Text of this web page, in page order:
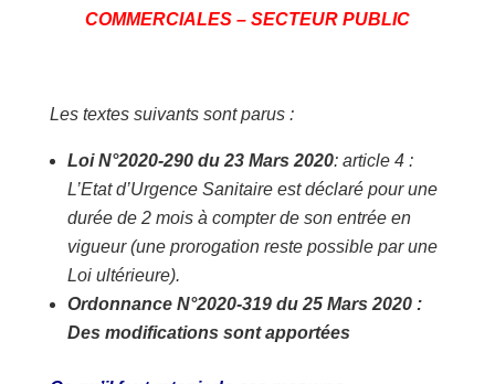
COMMERCIALES – SECTEUR PUBLIC
Les textes suivants sont parus :
Loi N°2020-290 du 23 Mars 2020: article 4 :
L’Etat d’Urgence Sanitaire est déclaré pour une
durée de 2 mois à compter de son entrée en
vigueur (une prorogation reste possible par une
Loi ultérieure).
Ordonnance N°2020-319 du 25 Mars 2020 :
Des modifications sont apportées